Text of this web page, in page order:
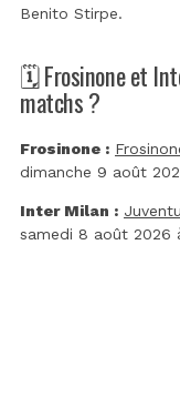
Benito Stirpe.
🗓️ Frosinone et
matchs ?
Frosinone :
dimanche 9 août
Inter Milan :
samedi 8 août 2026